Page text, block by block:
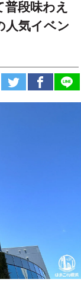
段味わえ
人気イベン